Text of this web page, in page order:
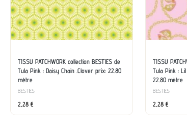
TISSU PATCHWORK collection BESTIES de
Tula Pink : Daisy Chain .Clover prix: 22.80
mètre
BESTIES
2,28 €
TISSU
Tula Pink :
22.80 mètre
BESTIES
2,28 €